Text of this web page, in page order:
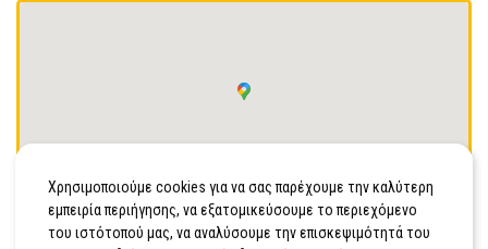
Οδήγησέ με
Ευβοίας 3-5, Χαλάνδρι, Τ.Κ15231
Χρησιμοποιούμε cookies για να σας παρέχουμε την καλύτερη
εμπειρία περιήγησης, να εξατομικεύσουμε το περιεχόμενο
του ιστότοπού μας, να αναλύσουμε την επισκεψιμότητά του